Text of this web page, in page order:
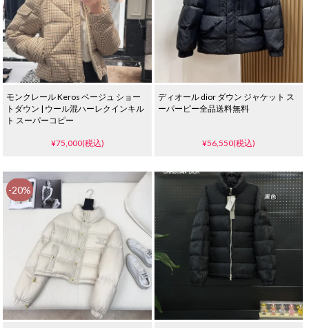
モンクレール Keros ベージュ ショー
トダウン | ウール混ハーレクインキル
ト スーパーコピー
¥75,000(税込)
ディオール dior ダウン ジャケット ス
ーパーピー全品送料無料
¥56,550(税込)
-20%